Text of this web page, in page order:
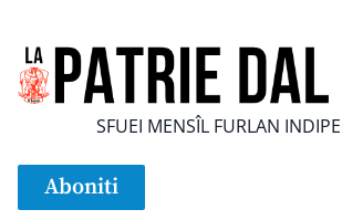
SFUEI MENSÎL FURLAN
Aboniti